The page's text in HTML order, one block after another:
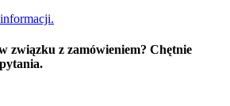
związku z zamówieniem? Chętnie